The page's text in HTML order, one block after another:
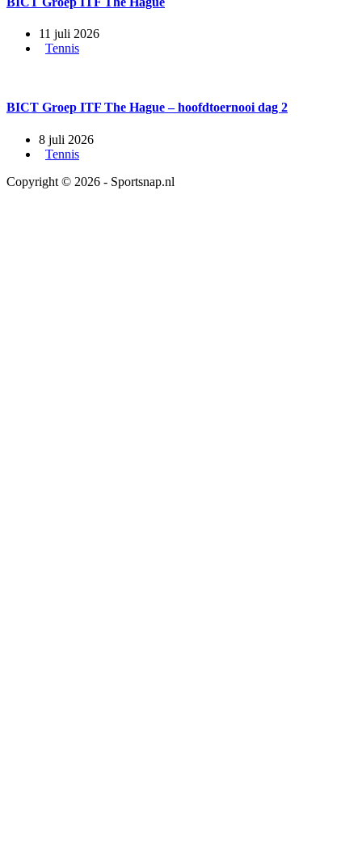
11 juli 2026
Tennis
BICT Groep ITF The Hague – hoofdtoernooi dag 2
8 juli 2026
Tennis
Copyright © 2026 - Sportsnap.nl